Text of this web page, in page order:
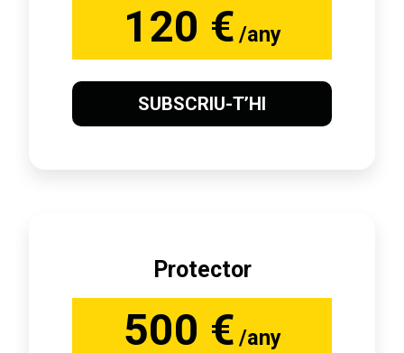
120 € /any
SUBSCRIU-T’HI
Protector
500 € /any